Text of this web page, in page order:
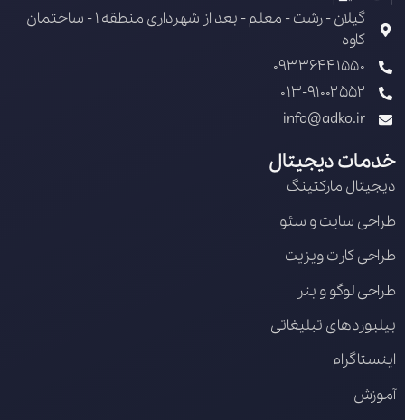
گیلان - رشت - معلم - بعد از شهرداری منطقه 1 - ساختمان
کاوه
09336441550
013-91002552
info@adko.ir
خدمات دیجیتال
دیجیتال مارکتینگ
طراحی سایت و سئو
طراحی کارت ویزیت
طراحی لوگو و بنر
بیلبوردهای تبلیغاتی
اینستاگرام
آموزش